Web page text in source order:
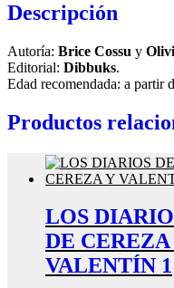
Descripción
Autoría: Brice Cossu y
Editorial: Dibbuks.
Edad recomendada: a partir
Productos
LOS
DE CEREZA
VALENTÍN 1